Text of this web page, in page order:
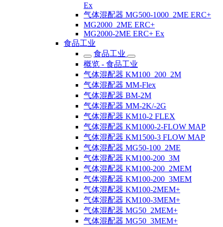
Ex
气体混配器 MG500-1000_2ME ERC+
MG2000_2ME ERC+
MG2000-2ME ERC+ Ex
食品工业
食品工业
概览 - 食品工业
气体混配器 KM100_200_2M
气体混配器 MM-Flex
气体混配器 BM-2M
气体混配器 MM-2K/-2G
气体混配器 KM10-2 FLEX
气体混配器 KM1000-2-FLOW MAP
气体混配器 KM1500-3 FLOW MAP
气体混配器 MG50-100_2ME
气体混配器 KM100-200_3M
气体混配器 KM100-200_2MEM
气体混配器 KM100-200_3MEM
气体混配器 KM100-2MEM+
气体混配器 KM100-3MEM+
气体混配器 MG50_2MEM+
气体混配器 MG50_3MEM+